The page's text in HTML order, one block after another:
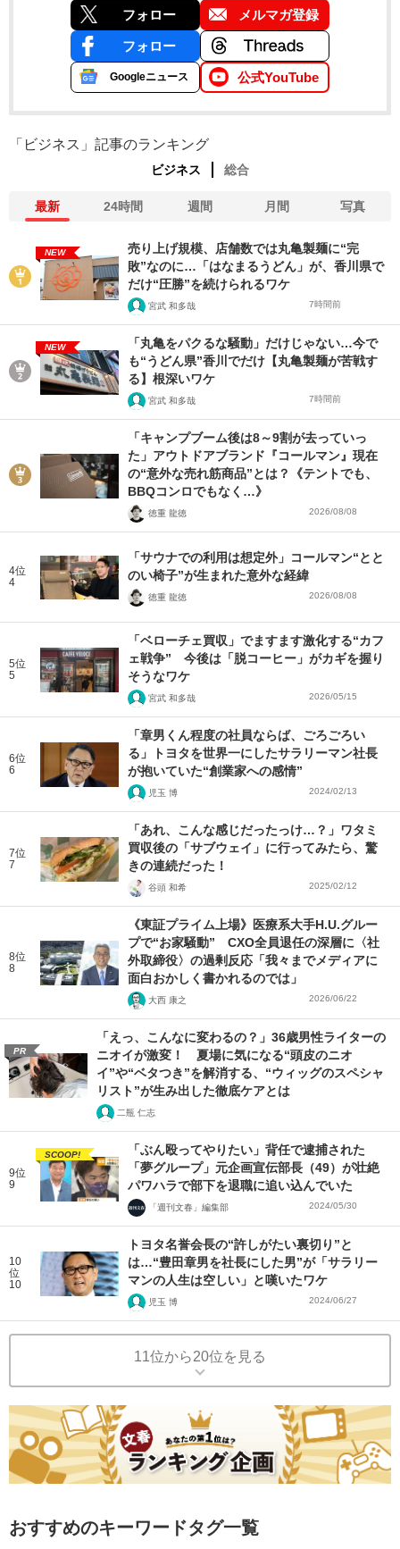
フォロー メルマガ登録
フォロー
Googleニュース 公式YouTube
「ビジネス」記事のランキング
ビジネス 総合
最新 24時間 週間 月間 写真
NEW
売り上げ規模、店舗数では丸亀製麺に“完
敗”なのに…「はなまるうどん」が、香川県で
だけ“圧勝”を続けられるワケ
宮武 和多哉 7時間前
NEW
「丸亀をパクるな騒動」だけじゃない…今で
も“うどん県”香川でだけ【丸亀製麺が苦戦す
る】根深いワケ
宮武 和多哉 7時間前
「キャンプブーム後は8～9割が去っていっ
た」アウトドアブランド『コールマン』現在
の“意外な売れ筋商品”とは？《テントでも、
BBQコンロでもなく…》
徳重 龍徳 2026/08/08
4位
4
「サウナでの利用は想定外」コールマン“とと
のい椅子”が生まれた意外な経緯
徳重 龍徳 2026/08/08
5位
5
「ベローチェ買収」でますます激化する“カフ
ェ戦争” 今後は「脱コーヒー」がカギを握り
そうなワケ
宮武 和多哉 2026/05/15
6位
6
「章男くん程度の社員ならば、ごろごろい
る」トヨタを世界一にしたサラリーマン社長
が抱いていた“創業家への感情”
児玉 博 2024/02/13
7位
7
「あれ、こんな感じだったっけ…？」ワタミ
買収後の「サブウェイ」に行ってみたら、驚
きの連続だった！
谷頭 和希 2025/02/12
8位
8
《東証プライム上場》医療系大手H.U.グルー
プで“お家騒動” CXO全員退任の深層に〈社
外取締役〉の過剰反応「我々までメディアに
面白おかしく書かれるのでは」
大西 康之 2026/06/22
PR
「えっ、こんなに変わるの？」36歳男性ライターの
ニオイが激変！ 夏場に気になる“頭皮のニオ
イ”や“ベタつき”を解消する、“ウィッグのスペシャ
リスト”が生み出した徹底ケアとは
二瓶 仁志
9位
9
SCOOP!
「ぶん殴ってやりたい」背任で逮捕された
「夢グループ」元企画宣伝部長（49）が壮絶
パワハラで部下を退職に追い込んでいた
「週刊文春」編集部 2024/05/30
10
位
10
トヨタ名誉会長の“許しがたい裏切り”と
は…“豊田章男を社長にした男”が「サラリー
マンの人生は空しい」と嘆いたワケ
児玉 博 2024/06/27
11位から20位を見る
おすすめのキーワードタグ一覧